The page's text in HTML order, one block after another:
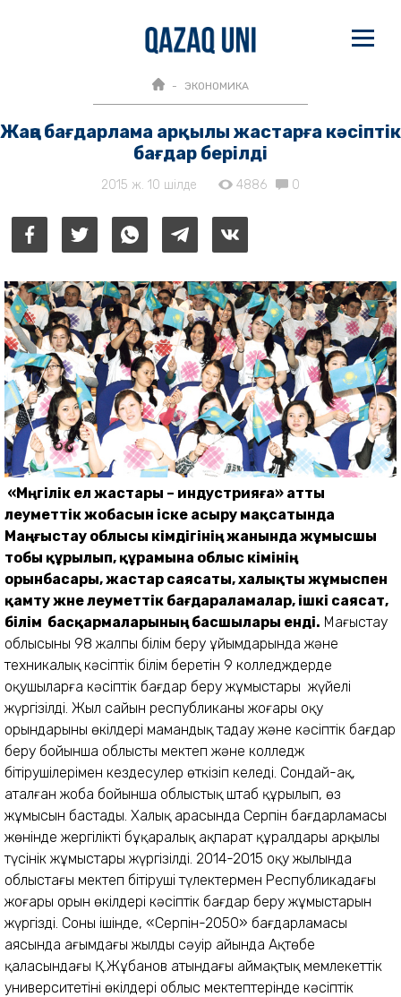
ЭКОНОМИКА
Жаңа бағдарлама арқылы жастарға кәсіптік
бағдар берілді
2015 ж. 10 шілде 4886 0
«Мәңгілік ел жастары – индустрияға» атты
әлеуметтік жобасын іске асыру мақсатында
Маңғыстау облысы әкімдігінің жанында жұмысшы
тобы құрылып, құрамына облыс әкімінің
орынбасары, жастар саясаты, халықты жұмыспен
қамту және әлеуметтік бағдараламалар, ішкі саясат,
білім басқармаларының басшылары енді. Маңғыстау
облысының 98 жалпы білім беру ұйымдарында және
техникалық кәсіптік білім беретін 9 колледждерде
оқушыларға кәсіптік бағдар беру жұмыстары жүйелі
жүргізілді. Жыл сайын республиканың жоғары оқу
орындарының өкілдері мамандық таңдау және кәсіптік бағдар
беру бойынша облыстың мектеп және колледж
бітірушілерімен кездесулер өткізіп келеді. Сондай-ақ,
аталған жоба бойынша облыстық штаб құрылып, өз
жұмысын бастады. Халық арасында Серпін бағдарламасы
жөнінде жергілікті бұқаралық ақпарат құралдары арқылы
түсінік жұмыстары жүргізілді. 2014-2015 оқу жылында
облыстағы мектеп бітіруші түлектермен Республикадағы
жоғары орын өкілдері кәсіптік бағдар беру жұмыстарын
жүргізді. Соның ішінде, «Серпін-2050» бағдарламасы
аясында ағымдағы жылдың сәуір айында Ақтөбе
қаласындағы Қ.Жұбанов атындағы аймақтық мемлекеттік
университетінің өкілдері облыс мектептерінде кәсіптік